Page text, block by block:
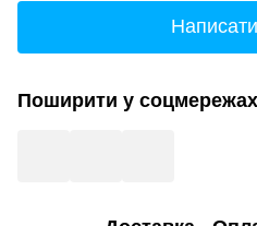
Написати
Поширити у соцмережах